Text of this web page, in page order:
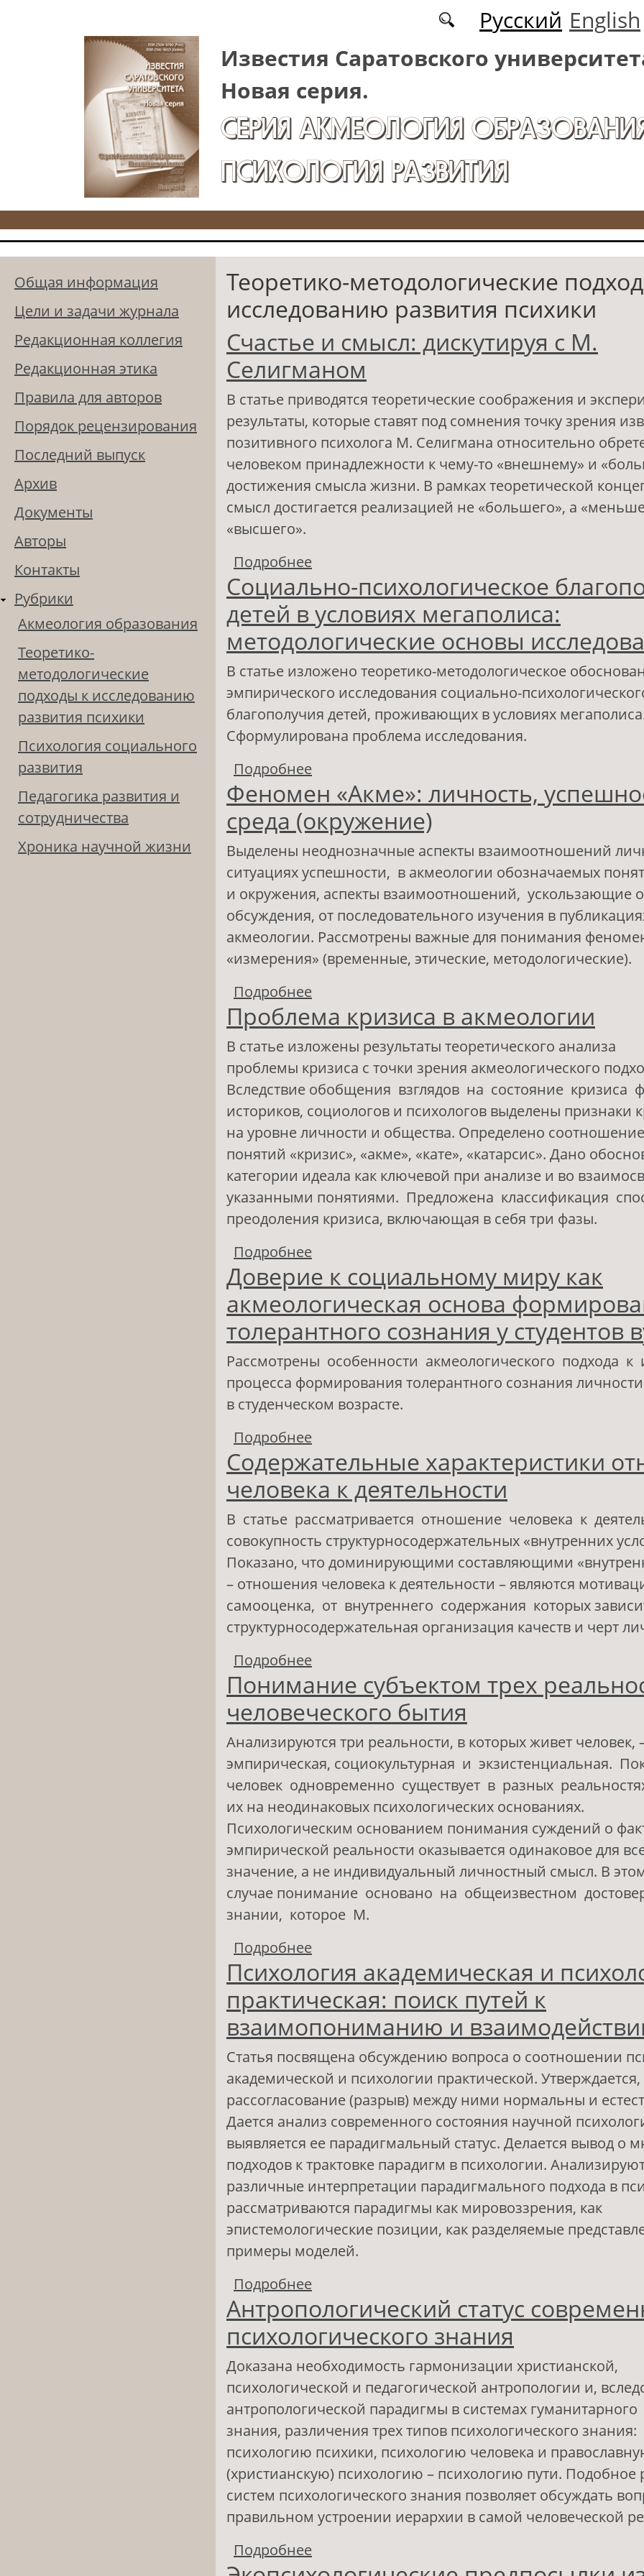
Русский English
Известия Саратовского
Новая серия.
СЕРИЯ АКМЕОЛОГИЯ
ПСИХОЛОГИЯ РАЗВИТИЯ
Общая информация
Цели и задачи журнала
Редакционная коллегия
Редакционная этика
Правила для авторов
Порядок рецензирования
Последний выпуск
Архив
Документы
Авторы
Контакты
Рубрики
Акмеология образования
Теоретико-
методологические
подходы к исследованию
развития психики
Психология социального
развития
Педагогика развития и
сотрудничества
Хроника научной жизни
Теоретико-методологические
исследованию развития психики
Счастье и смысл: дискутируя с М.
Селигманом
В статье приводятся теоретические соображения и
результаты, которые ставят под сомнения точку зрения
позитивного психолога М. Селигмана относительно
человеком принадлежности к чему-то «внешнему» и
достижения смысла жизни. В рамках теоретической
смысл достигается реализацией не «большего», а
«высшего».
Подробнее
Социально-психологическое
детей в условиях мегаполиса:
методологические основы
В статье изложено теоретико-методологическое
эмпирического исследования социально-
благополучия детей, проживающих в условиях
Сформулирована проблема исследования.
Подробнее
условиях мегаполиса: методологические
исследования
Феномен «Акме»: личность,
среда (окружение)
Выделены неоднозначные аспекты взаимоотношений
ситуациях успешности, в акмеологии обозначаемых
и окружения, аспекты взаимоотношений, ускользающие
обсуждения, от последовательного изучения в
акмеологии. Рассмотрены важные для понимания
«измерения» (временные, этические, методологические).
Подробнее
Проблема кризиса в акмеологии
В статье изложены результаты теоретического анализа
проблемы кризиса с точки зрения акмеологического
Вследствие обобщения взглядов на состояние кризиса
историков, социологов и психологов выделены признаки
на уровне личности и общества. Определено соотношение
понятий «кризис», «акме», «кате», «катарсис». Дано
категории идеала как ключевой при анализе и во
указанными понятиями. Предложена классификация
преодоления кризиса, включающая в себя три фазы.
Подробнее
Доверие к социальному миру как
акмеологическая основа
толерантного сознания у студентов
Рассмотрены особенности акмеологического подхода к
процесса формирования толерантного сознания личности
в студенческом возрасте.
Подробнее
формирования толерантного сознания у
Содержательные характеристики
человека к деятельности
В статье рассматривается отношение человека к
совокупность структурносодержательных «внутренних
Показано, что доминирующими составляющими
– отношения человека к деятельности – являются
самооценка, от внутреннего содержания которых
структурносодержательная организация качеств и черт
Подробнее
деятельности
Понимание субъектом трех
человеческого бытия
Анализируются три реальности, в которых живет человек,
эмпирическая, социокультурная и экзистенциальная.
человек одновременно существует в разных
их на неодинаковых психологических основаниях.
Психологическим основанием понимания суждений о
эмпирической реальности оказывается одинаковое для
значение, а не индивидуальный личностный смысл. В
случае понимание основано на общеизвестном
знании, которое М.
Подробнее
бытия
Психология академическая и
практическая: поиск путей к
взаимопониманию и
Статья посвящена обсуждению вопроса о соотношении
академической и психологии практической. Утверждается,
рассогласование (разрыв) между ними нормальны и
Дается анализ современного состояния научной
выявляется ее парадигмальный статус. Делается вывод о
подходов к трактовке парадигм в психологии.
различные интерпретации парадигмального подхода в
рассматриваются парадигмы как мировоззрения, как
эпистемологические позиции, как разделяемые
примеры моделей.
Подробнее
поиск путей к взаимопониманию и
Антропологический статус
психологического знания
Доказана необходимость гармонизации христианской,
психологической и педагогической антропологии и,
антропологической парадигмы в системах гуманитарного
знания, различения трех типов психологического знания:
психологию психики, психологию человека и
(христианскую) психологию – психологию пути. Подобное
систем психологического знания позволяет обсуждать
правильном устроении иерархии в самой человеческой
Подробнее
знания